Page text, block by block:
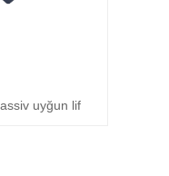
uyğun lif